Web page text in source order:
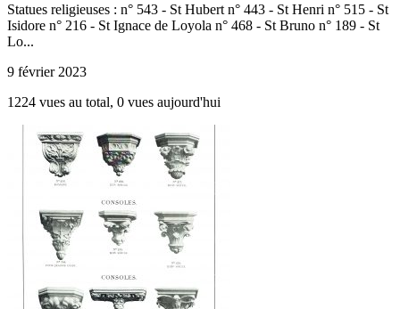
Statues religieuses : n° 543 - St Hubert n° 443 - St Henri n° 515 - St
Isidore n° 216 - St Ignace de Loyola n° 468 - St Bruno n° 189 - St
Lo...
9 février 2023
1224 vues au total, 0 vues aujourd'hui